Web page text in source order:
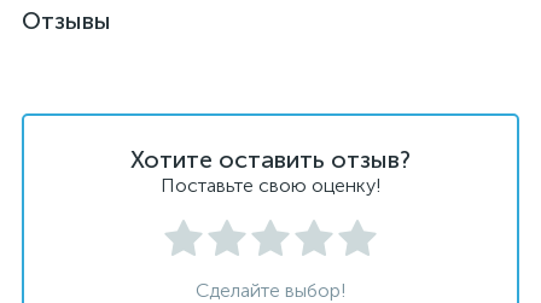
Отзывы
Хотите оставить отзыв?
Поставьте свою оценку!
Сделайте выбор!